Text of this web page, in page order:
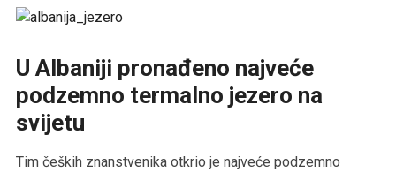
U Albaniji pronađeno najveće
podzemno termalno jezero na
svijetu
Tim čeških znanstvenika otkrio je najveće podzemno